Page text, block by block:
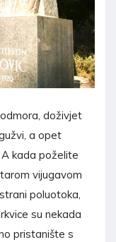
doživjet
a opet
kada poželite
vijugavom
poluotoka,
su nekada
pristanište s